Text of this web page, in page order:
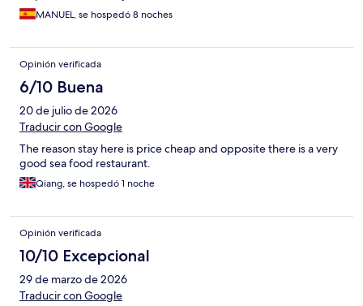
MANUEL, se hospedó 8 noches
Opinión verificada
6/10 Buena
20 de julio de 2026
Traducir con Google
The reason stay here is price cheap and opposite there is a very
good sea food restaurant.
Qiang, se hospedó 1 noche
Opinión verificada
10/10 Excepcional
29 de marzo de 2026
Traducir con Google